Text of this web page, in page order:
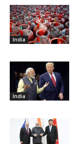
India
India